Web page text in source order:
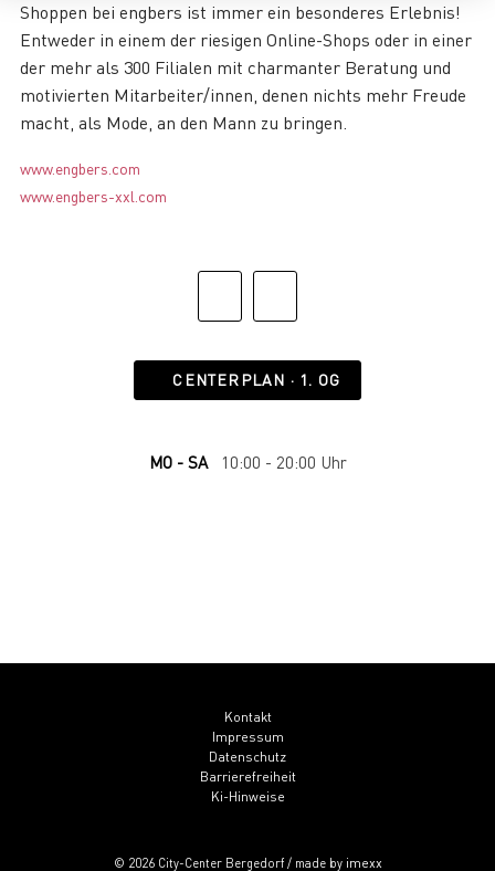
Shoppen bei engbers ist immer ein besonderes Erlebnis!
Entweder in einem der riesigen Online-Shops oder in einer
der mehr als 300 Filialen mit charmanter Beratung und
motivierten Mitarbeiter/innen, denen nichts mehr Freude
macht, als Mode, an den Mann zu bringen.
www.engbers.com
www.engbers-xxl.com
CENTERPLAN · 1. OG
MO - SA 10:00 - 20:00 Uhr
Kontakt
Impressum
Datenschutz
Barrierefreiheit
Ki-Hinweise
© 2026 City-Center Bergedorf / made by imexx